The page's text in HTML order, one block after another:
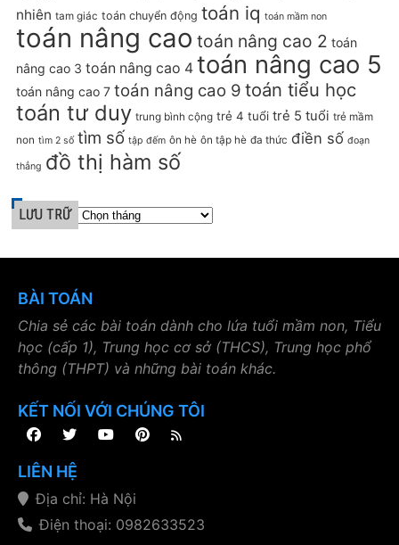
nhiên tam giác toán chuyển động toán iq toán mầm non
toán nâng cao toán nâng cao 2 toán
nâng cao 3 toán nâng cao 4 toán nâng cao 5
toán nâng cao 7 toán nâng cao 9 toán tiểu học
toán tư duy trung bình cộng trẻ 4 tuổi trẻ 5 tuổi trẻ mầm
non tìm 2 số tìm số tập đếm ôn hè ôn tập hè đa thức điền số đoạn
thẳng đồ thị hàm số
LƯU TRỮ
BÀI TOÁN
Chia sẻ các bài toán dành cho lứa tuổi mầm non, Tiểu
học (cấp 1), Trung học cơ sở (THCS), Trung học phổ
thông (THPT) và những bài toán khác.
KẾT NỐI VỚI CHÚNG TÔI
LIÊN HỆ
Địa chỉ: Hà Nội
Điện thoại: 0982633523